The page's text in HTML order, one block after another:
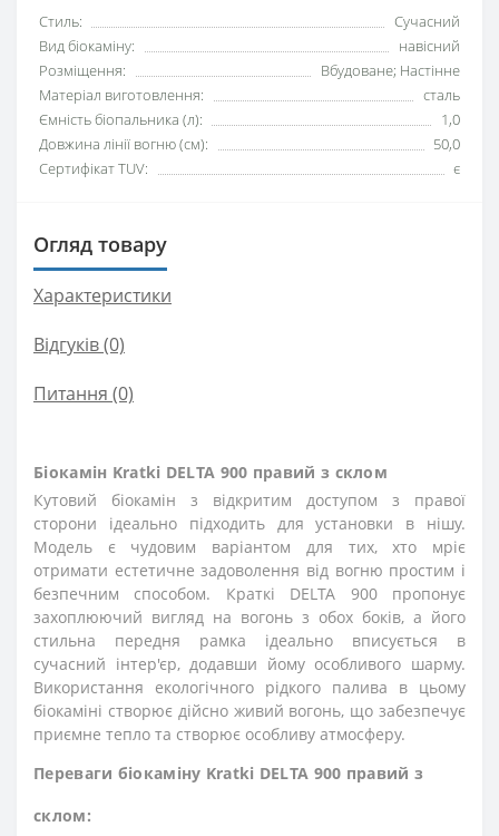
Стиль:
Сучасний
Вид біокаміну:
навісний
Розміщення:
Вбудоване; Настінне
Матеріал виготовлення:
сталь
Ємність біопальника (л):
1,0
Довжина лінії вогню (см):
50,0
Сертифікат TUV:
є
Огляд товару
Характеристики
Відгуків (0)
Питання (0)
Біокамін Kratki DELTA 900 правий з склом
Кутовий біокамін з відкритим доступом з правої
сторони ідеально підходить для установки в нішу.
Модель є чудовим варіантом для тих, хто мріє
отримати естетичне задоволення від вогню простим і
безпечним способом. Краткі DELTA 900 пропонує
захоплюючий вигляд на вогонь з обох боків, а його
стильна передня рамка ідеально вписується в
сучасний інтер'єр, додавши йому особливого шарму.
Використання екологічного рідкого палива в цьому
біокаміні створює дійсно живий вогонь, що забезпечує
приємне тепло та створює особливу атмосферу.
Переваги біокаміну Kratki DELTA 900 правий з
склом: